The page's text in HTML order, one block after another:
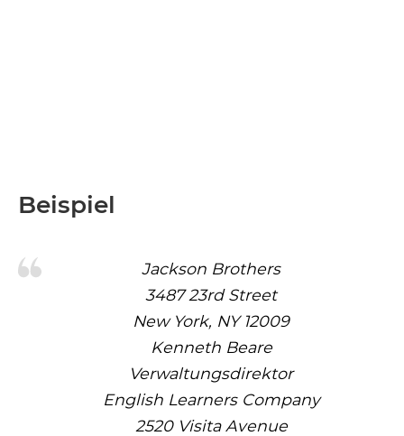
Beispiel
Jackson Brothers
3487 23rd Street
New York, NY 12009
Kenneth Beare
Verwaltungsdirektor
English Learners Company
2520 Visita Avenue